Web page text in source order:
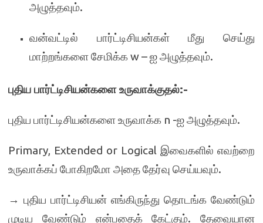
அழுத்தவும்.
வன்வட்டில் பார்ட்டிசியன்கள் மீது செய்து
மாற்றங்களை சேமிக்க w – ஐ அழுத்தவும்.
புதிய பார்ட்டிசியன்களை உருவாக்குதல்:-
புதிய பார்ட்டிசியன்களை உருவாக்க n -ஐ அழுத்தவும்.
Primary, Extended or Logical இவைகளில் எவற்றை
உருவாக்கப் போகிறமோ அதை தேர்வு செய்யவும்.
→ புதிய பார்ட்டிசியன் எங்கிருந்து தொடங்க வேண்டும்
முடிய வேண்டும் என்பதைக் கேட்கும். தேவையான